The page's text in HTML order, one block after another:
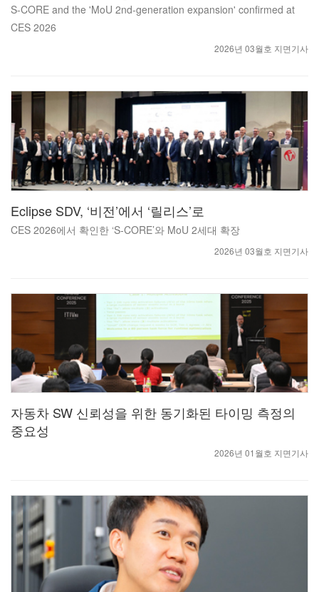
S-CORE and the 'MoU 2nd-generation expansion' confirmed at
CES 2026
2026년 03월호 지면기사
Eclipse SDV, ‘비전’에서 ‘릴리스’로
CES 2026에서 확인한 ‘S-CORE’와 MoU 2세대 확장
2026년 03월호 지면기사
자동차 SW 신뢰성을 위한 동기화된 타이밍 측정의
중요성
2026년 01월호 지면기사